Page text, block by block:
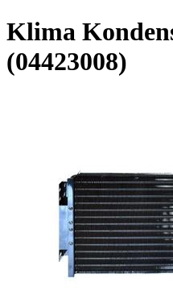
Klima
(04423008)